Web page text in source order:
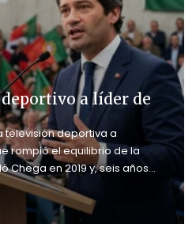
a líder de
televisión deportiva a
rompió el equilibrio de la
Chega en 2019 y, seis años
60 diputados y se convirtió